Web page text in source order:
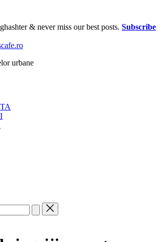
& never miss our best posts. Subscribe
urbane